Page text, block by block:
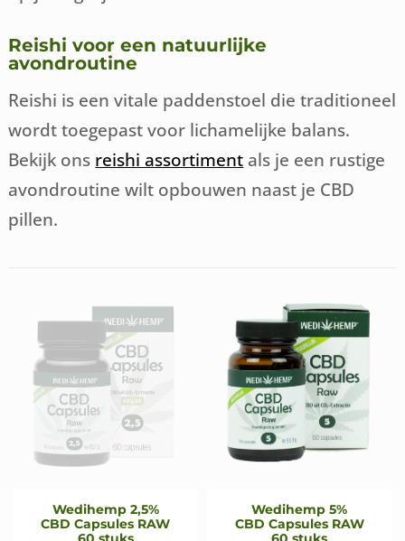
Reishi voor een natuurlijke
avondroutine
Reishi is een vitale paddenstoel die traditioneel
wordt toegepast voor lichamelijke balans.
Bekijk ons reishi assortiment als je een rustige
avondroutine wilt opbouwen naast je CBD
pillen.
Wedihemp 2,5%
CBD Capsules RAW
Wedihemp 5%
CBD Capsules RAW